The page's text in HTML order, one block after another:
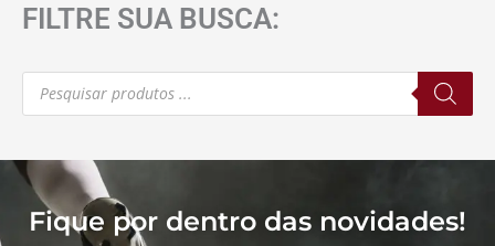
FILTRE SUA BUSCA:
Pesquisar
produtos
Fique por dentro das novidades!